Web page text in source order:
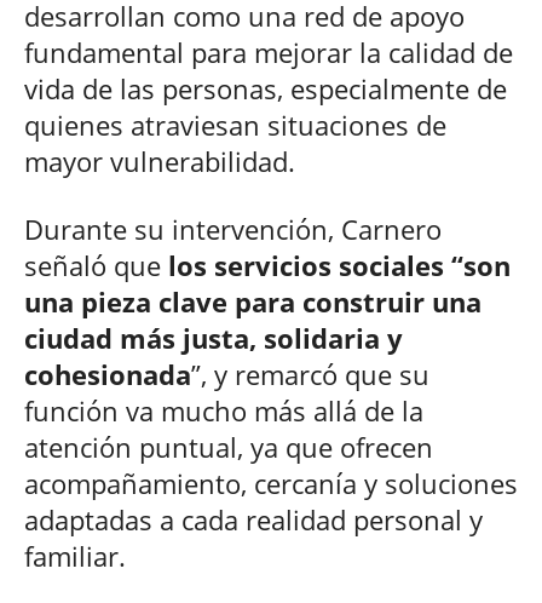
desarrollan como una red de apoyo
fundamental para mejorar la calidad de
vida de las personas, especialmente de
quienes atraviesan situaciones de
mayor vulnerabilidad.
Durante su intervención, Carnero
señaló que los servicios sociales “son
una pieza clave para construir una
ciudad más justa, solidaria y
cohesionada”, y remarcó que su
función va mucho más allá de la
atención puntual, ya que ofrecen
acompañamiento, cercanía y soluciones
adaptadas a cada realidad personal y
familiar.